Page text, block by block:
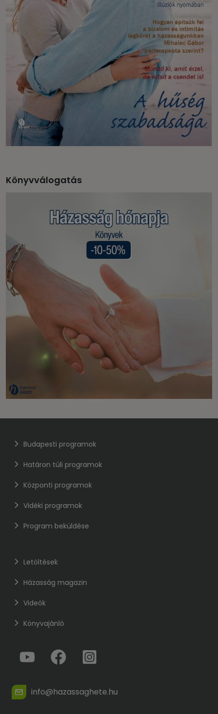
Könyvválogatás
Budapesti programok
Határon túli programok
Központi programok
Vidéki programok
Program beküldése
Letöltések
Házasság magazin
Videók
Könyvajánló
info@hazassaghete.hu